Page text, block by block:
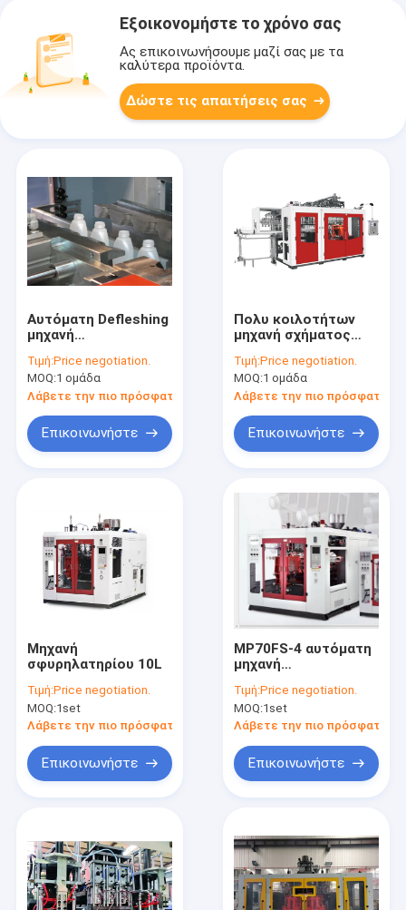
Προϊόντα
Περίπου εμείς
Εξοικονομήστε το χρόνο σας
Ας επικοινωνήσουμε μαζί σας με τα
καλύτερα προϊόντα.
Δώστε τις απαιτήσεις σας
Αυτόματη Defleshing
μηχανή
χτυπήματος
μπουκαλιών
συστημάτων
πλαστική για το
μπουκάλι λοσιόν
HDPE 2 στρώματος
Τιμή:Price negotiation.
MOQ:1 ομάδα
Λάβετε την πιο πρόσφατη τιμή
Επικοινωνήστε
Πολυ κοιλοτήτων
μηχανή σχήματος
εξώθησης αυτόματη
MP90FS IML για το
μπουκάλι
φυτοφαρμάκων
Τιμή:Price negotiation.
MOQ:1 ομάδα
Λάβετε την πιο πρόσφατη
Επικοινωνήστε
Μηχανή
σφυρηλατηρίου 10L
Τιμή:Price negotiation.
MOQ:1set
Λάβετε την πιο πρόσφατη τιμή
Επικοινωνήστε
MP70FS-4 αυτόματη
μηχανή
δοχείο 10 λίτρων με
επαφή Schneider
Τιμή:Price negotiation.
MOQ:1set
Λάβετε την πιο πρόσφατη
Επικοινωνήστε